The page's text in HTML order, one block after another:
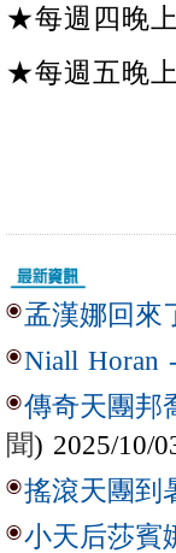
★每週四晚
★每週五晚
孟漢娜回來
Niall Horan
傳奇天團邦
聞) 2025/10/
搖滾天團到
小天后莎賓